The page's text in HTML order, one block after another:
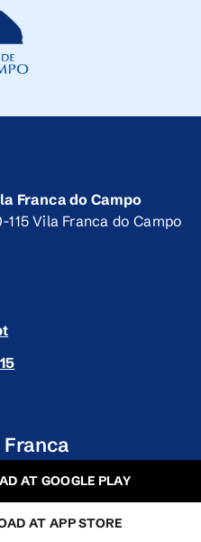
Franca do Campo
Vila Franca do Campo
AT GOOGLE PLAY
AT APP STORE